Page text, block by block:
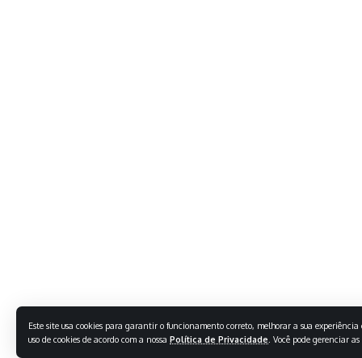
Este site usa cookies para garantir o funcionamento correto, melhorar a sua
uso de cookies de acordo com a nossa Política de Privacidade . Você pode gerenciar